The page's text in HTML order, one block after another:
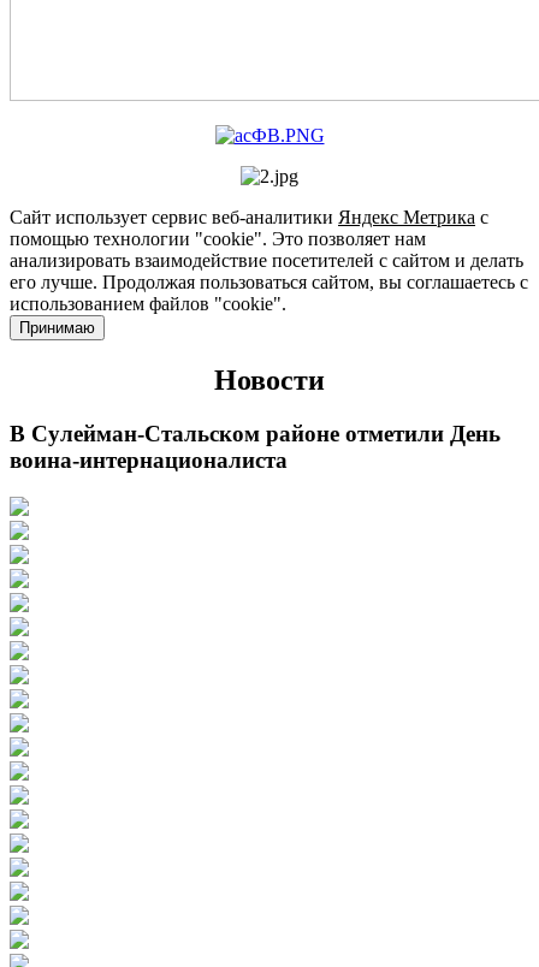
Сайт использует сервис веб-аналитики Яндекс Метрика с
помощью технологии "cookie". Это позволяет нам
анализировать взаимодействие посетителей с сайтом и делать
его лучше. Продолжая пользоваться сайтом, вы соглашаетесь с
использованием файлов "cookie".
Принимаю
Новости
В Сулейман-Стальском районе отметили День
воина-интернационалиста